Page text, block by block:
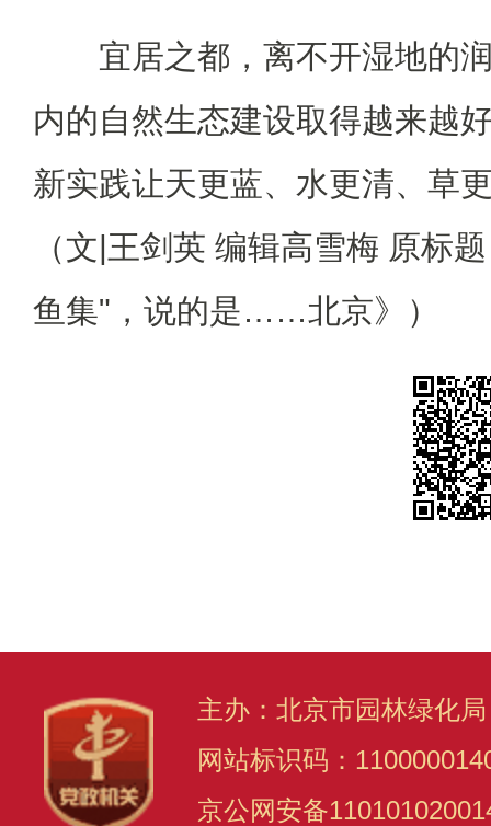
宜居之都，离不开湿地的润
内的自然生态建设取得越来越
新实践让天更蓝、水更清、草
（文|王剑英 编辑高雪梅 原标
鱼集"，说的是……北京》）
主办：北京市园林绿化
网站标识码：
京公网安备